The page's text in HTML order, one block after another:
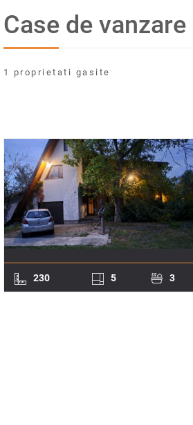
Case de
1 proprietati gasite
230 5 3